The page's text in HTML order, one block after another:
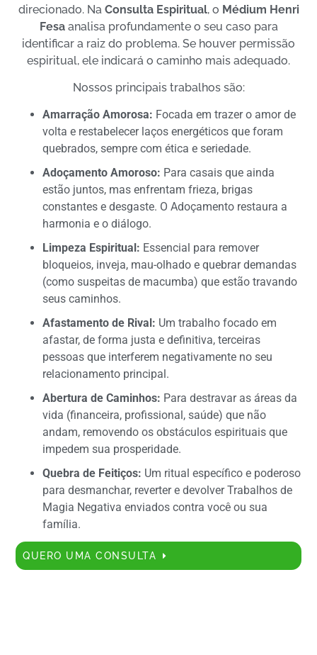
direcionado. Na Consulta Espiritual, o Médium Henri
Fesaanalisa profundamente o seu caso para
identificar a raiz do problema. Se houver permissão
espiritual, ele indicará o caminho mais adequado.
Nossos principais trabalhos são:
Amarração Amorosa: Focada em trazer o amor de
volta e restabelecer laços energéticos que foram
quebrados, sempre com ética e seriedade.
Adoçamento Amoroso: Para casais que ainda
estão juntos, mas enfrentam frieza, brigas
constantes e desgaste. O Adoçamento restaura a
harmonia e o diálogo.
Limpeza Espiritual: Essencial para remover
bloqueios, inveja, mau-olhado e quebrar demandas
(como suspeitas de macumba) que estão travando
seus caminhos.
Afastamento de Rival: Um trabalho focado em
afastar, de forma justa e definitiva, terceiras
pessoas que interferem negativamente no seu
relacionamento principal.
Abertura de Caminhos: Para destravar as áreas da
vida (financeira, profissional, saúde) que não
andam, removendo os obstáculos espirituais que
impedem sua prosperidade.
Quebra de Feitiços: Um ritual específico e poderoso
para desmanchar, reverter e devolver Trabalhos de
Magia Negativa enviados contra você ou sua
família.
QUERO UMA CONSULTA